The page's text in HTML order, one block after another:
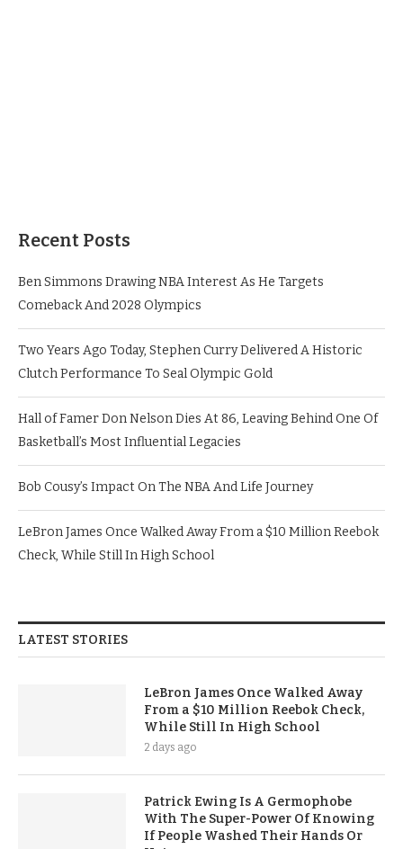
Recent Posts
Ben Simmons Drawing NBA Interest As He Targets
Comeback And 2028 Olympics
Two Years Ago Today, Stephen Curry Delivered A Historic
Clutch Performance To Seal Olympic Gold
Hall of Famer Don Nelson Dies At 86, Leaving Behind One Of
Basketball’s Most Influential Legacies
Bob Cousy’s Impact On The NBA And Life Journey
LeBron James Once Walked Away From a $10 Million Reebok
Check, While Still In High School
LATEST STORIES
LeBron James Once Walked Away
From a $10 Million Reebok Check,
While Still In High School
2 days ago
Patrick Ewing Is A Germophobe
With The Super-Power Of Knowing
If People Washed Their Hands Or